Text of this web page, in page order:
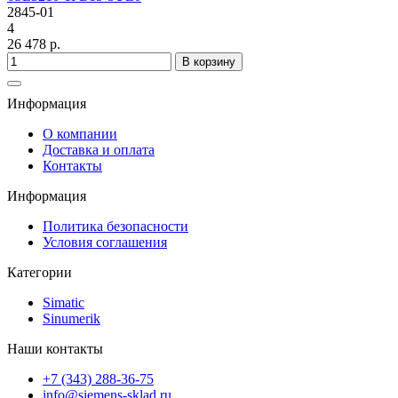
2845-01
4
26 478 р.
В корзину
Информация
О компании
Доставка и оплата
Контакты
Информация
Политика безопасности
Условия соглашения
Категории
Simatic
Sinumerik
Наши контакты
+7 (343) 288-36-75